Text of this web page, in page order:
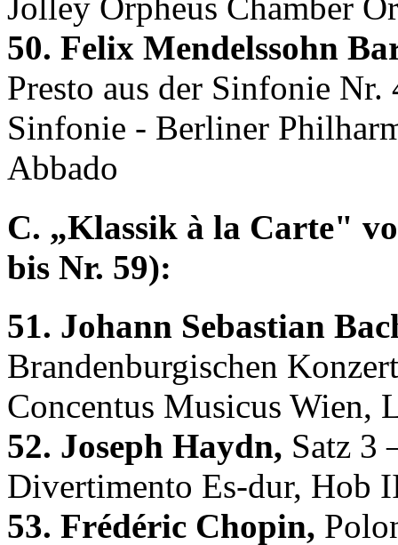
Jolley Orpheus Chamber
50. Felix Mendelssohn
Presto aus der Sinfonie
Sinfonie - Berliner
Abbado
C. „Klassik à la Carte"
bis Nr. 59):
51. Johann Sebastian
Brandenburgischen
Concentus Musicus Wien,
52. Joseph Haydn, Satz 3
Divertimento Es-dur, Hob
53. Frédéric Chopin,